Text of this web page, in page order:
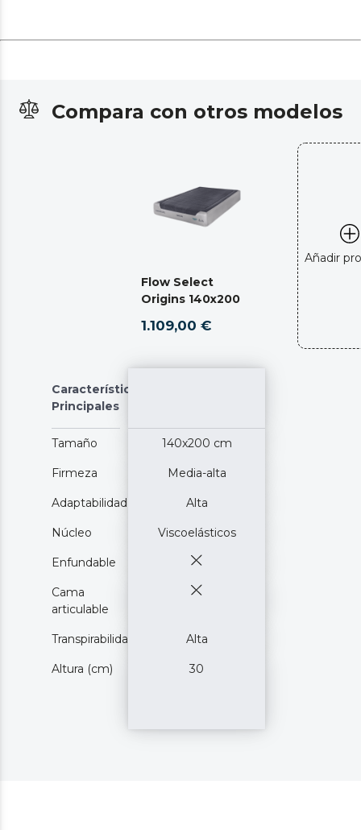
Compara con otros modelos
Flow Select
Origins 140x200
1.109,00 €
Añadir
Características
Principales
Tamaño 140x200 cm
Firmeza Media-alta
Adaptabilidad Alta
Núcleo Viscoelásticos
Enfundable
Cama
articulable
Transpirabilidad Alta
Altura (cm) 30